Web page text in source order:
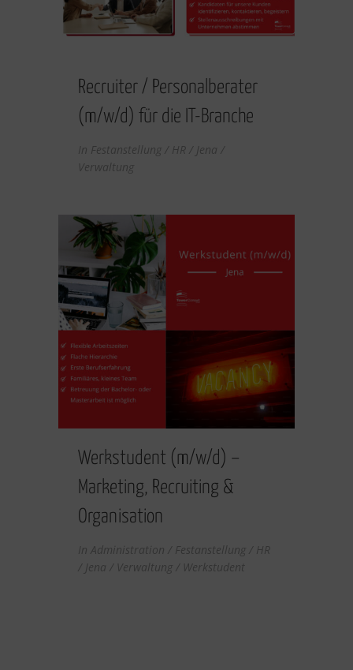
Recruiter / Personalberater
(m/w/d) für die IT-Branche
In Festanstellung / HR / Jena /
Verwaltung
Werkstudent (m/w/d) –
Marketing, Recruiting &
Organisation
In Administration / Festanstellung / HR
/ Jena / Verwaltung / Werkstudent